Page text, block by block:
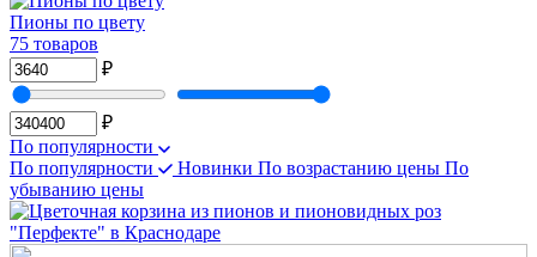
Пионы по цвету
75 товаров
₽
₽
По популярности
По популярности
Новинки По возрастанию цены По
убыванию цены